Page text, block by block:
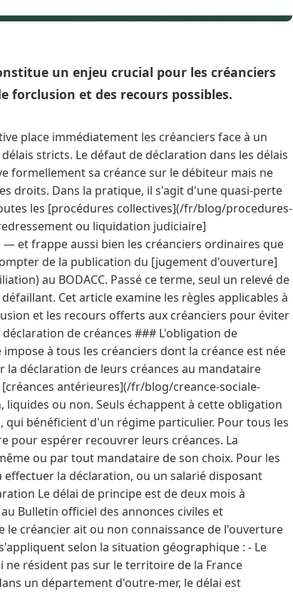
un enjeu crucial pour les créanciers
forclusion et des recours possibles.
place immédiatement les créanciers face à un
stricts. Le défaut de déclaration dans les délais
formellement sa créance sur le débiteur mais ne
droits. Dans la pratique, il s'agit d'une quasi-perte
les [procédures collectives](/fr/blog/procedures-
ou liquidation judiciaire]
et frappe aussi bien les créanciers ordinaires que
de la publication du [jugement d'ouverture]
au BODACC. Passé ce terme, seul un relevé de
Cet article examine les règles applicables à
et les recours offerts aux créanciers pour éviter
de créances ### L'obligation de
à tous les créanciers dont la créance est née
déclaration de leurs créances au mandataire
antérieures](/fr/blog/creance-sociale-
ou non. Seuls échappent à cette obligation
qui bénéficient d'un régime particulier. Pour tous les
pour espérer recouvrer leurs créances. La
ou par tout mandataire de son choix. Pour les
la déclaration, ou un salarié disposant
Le délai de principe est de deux mois à
Bulletin officiel des annonces civiles et
créancier ait ou non connaissance de l'ouverture
selon la situation géographique : - Le
résident pas sur le territoire de la France
un département d'outre-mer, le délai est